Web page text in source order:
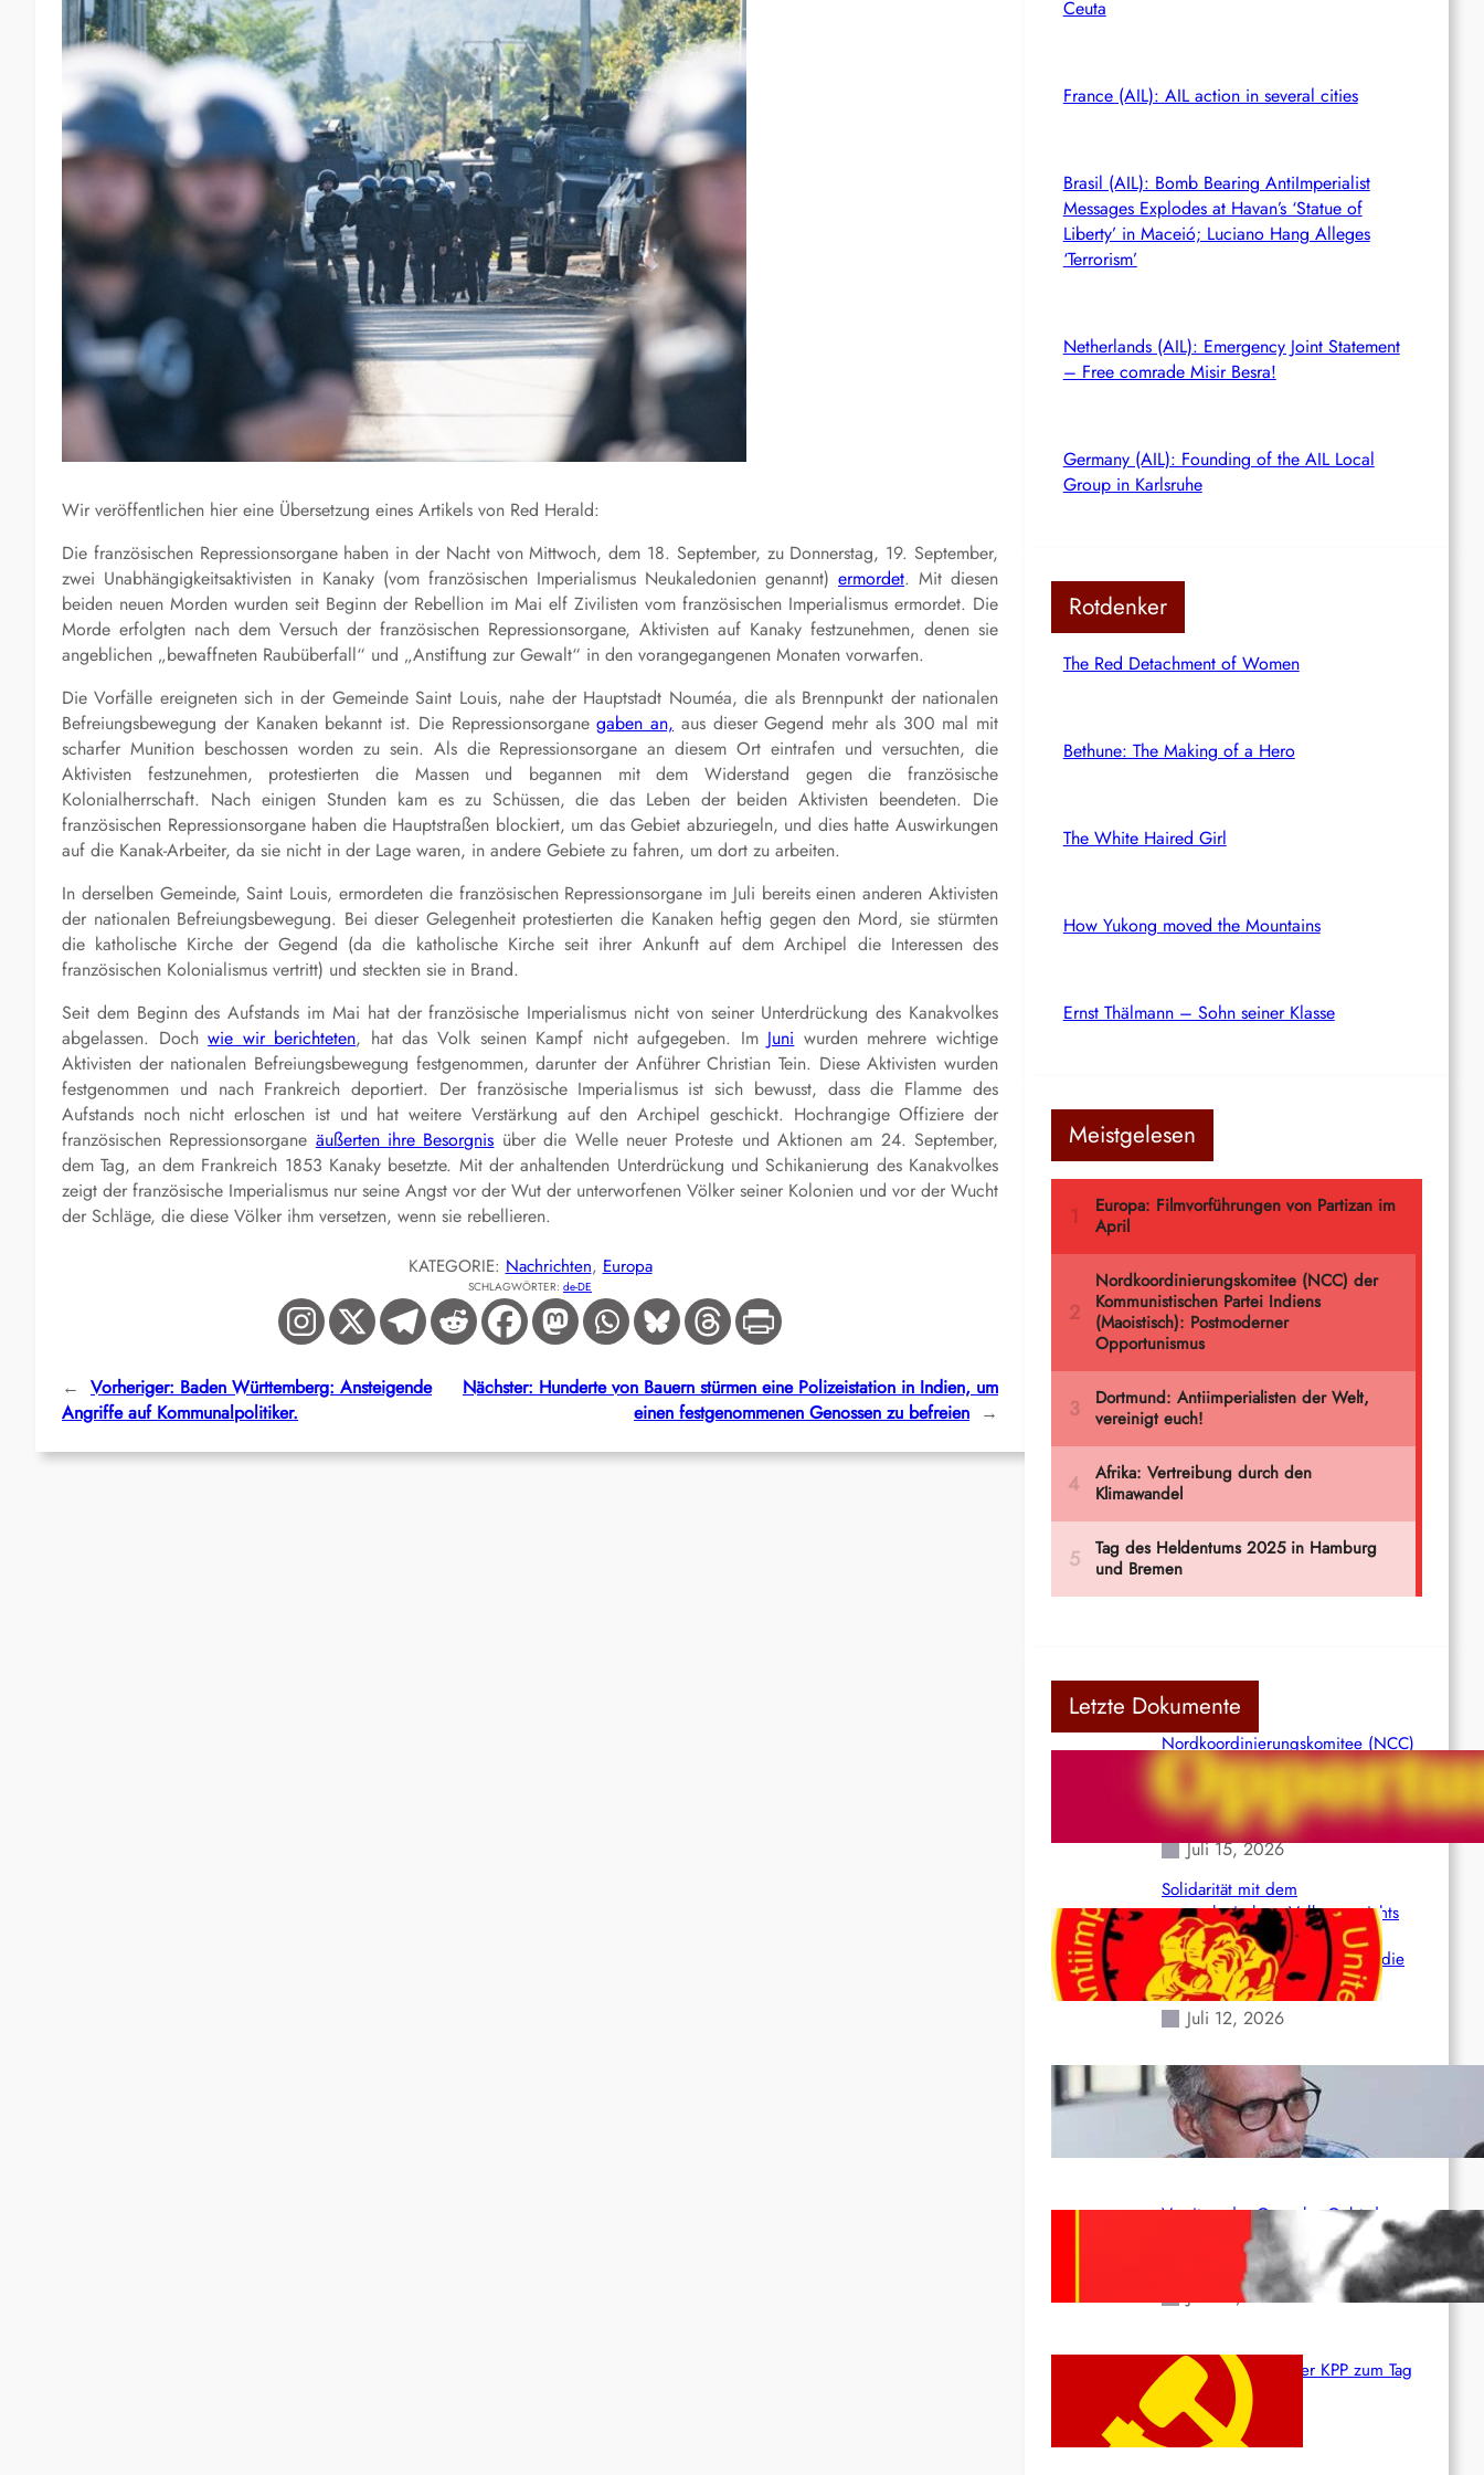
Wir veröffentlichen hier eine Übersetzung eines Artikels von Red Herald:
Die französischen Repressionsorgane haben in der Nacht von Mittwoch, dem 18. September, zu Donnerstag, 19. September,
zwei Unabhängigkeitsaktivisten in Kanaky (vom französischen Imperialismus Neukaledonien genannt) ermordet. Mit diesen
beiden neuen Morden wurden seit Beginn der Rebellion im Mai elf Zivilisten vom französischen Imperialismus ermordet. Die
Morde erfolgten nach dem Versuch der französischen Repressionsorgane, Aktivisten auf Kanaky festzunehmen, denen sie
angeblichen „bewaffneten Raubüberfall“ und „Anstiftung zur Gewalt“ in den vorangegangenen Monaten vorwarfen.
Die Vorfälle ereigneten sich in der Gemeinde Saint Louis, nahe der Hauptstadt Nouméa, die als Brennpunkt der nationalen
Befreiungsbewegung der Kanaken bekannt ist. Die Repressionsorganegaben an, aus dieser Gegend mehr als 300 mal mit
scharfer Munition beschossen worden zu sein. Als die Repressionsorgane an diesem Ort eintrafen und versuchten, die
Aktivisten festzunehmen, protestierten die Massen und begannen mit dem Widerstand gegen die französische
Kolonialherrschaft. Nach einigen Stunden kam es zu Schüssen, die das Leben der beiden Aktivisten beendeten. Die
französischen Repressionsorgane haben die Hauptstraßen blockiert, um das Gebiet abzuriegeln, und dies hatte Auswirkungen
auf die Kanak-Arbeiter, da sie nicht in der Lage waren, in andere Gebiete zu fahren, um dort zu arbeiten.
In derselben Gemeinde, Saint Louis, ermordeten die französischen Repressionsorgane im Juli bereits einen anderen Aktivisten
der nationalen Befreiungsbewegung. Bei dieser Gelegenheit protestierten die Kanaken heftig gegen den Mord, sie stürmten
die katholische Kirche der Gegend (da die katholische Kirche seit ihrer Ankunft auf dem Archipel die Interessen des
französischen Kolonialismus vertritt) und steckten sie in Brand.
Seit dem Beginn des Aufstands im Mai hat der französische Imperialismus nicht von seiner Unterdrückung des Kanakvolkes
abgelassen. Dochwie wir berichteten, hat das Volk seinen Kampf nicht aufgegeben. Im Juni wurden mehrere wichtige
Aktivisten der nationalen Befreiungsbewegung festgenommen, darunter der Anführer Christian Tein. Diese Aktivisten wurden
festgenommen und nach Frankreich deportiert. Der französische Imperialismus ist sich bewusst, dass die Flamme des
Aufstands noch nicht erloschen ist und hat weitere Verstärkung auf den Archipel geschickt. Hochrangige Offiziere der
französischen Repressionsorgane äußerten ihre Besorgnis über die Welle neuer Proteste und Aktionen am 24. September,
dem Tag, an dem Frankreich 1853 Kanaky besetzte. Mit der anhaltenden Unterdrückung und Schikanierung des Kanakvolkes
zeigt der französische Imperialismus nur seine Angst vor der Wut der unterworfenen Völker seiner Kolonien und vor der Wucht
der Schläge, die diese Völker ihm versetzen, wenn sie rebellieren.
KATEGORIE: Nachrichten, Europa
SCHLAGWÖRTER: de-DE
← Vorheriger: Baden Württemberg: Ansteigende
Angriffe auf Kommunalpolitiker.
Nächster: Hunderte von Bauern stürmen eine Polizeistation in Indien, um
einen festgenommenen Genossen zu befreien →
Ceuta
France (AIL): AIL action in several cities
Brasil (AIL): Bomb Bearing AntiImperialist
Messages Explodes at Havan’s ‘Statue of
Liberty’ in Maceió; Luciano Hang Alleges
‘Terrorism’
Netherlands (AIL): Emergency Joint Statement
– Free comrade Misir Besra!
Germany (AIL): Founding of the AIL Local
Group in Karlsruhe
Rotdenker
The Red Detachment of Women
Bethune: The Making of a Hero
The White Haired Girl
How Yukong moved the Mountains
Ernst Thälmann – Sohn seiner Klasse
Meistgelesen
Letzte Dokumente
Nordkoordinierungskomitee (NCC)
der Kommunistischen Partei Indiens
(Maoistisch): Postmoderner
Opportunismus
Juli 15, 2026
Solidarität mit dem
venezolanischem Volk angesichts
der verlorenen Leben und der
katastrophalen Situation durch die
Erdbeben des 24. Juni!
Juli 12, 2026
Indien: „Die Politik der
Kapitulation“ von K. Murali (Ajith)
Juli 1, 2026
Vorsitzender Gonzalo: Gebt das
Leben für die Partei und die
Juni 19, 2026
Beschluss des ZK der KPP zum Tag
des Heldentums
Juni 19, 2026